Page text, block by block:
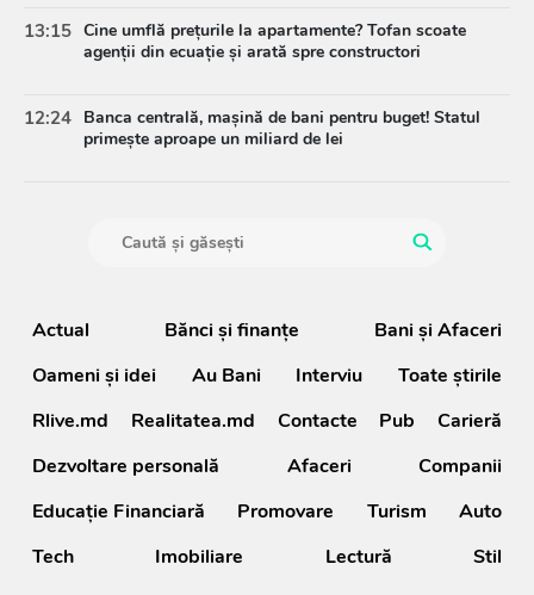
13:15 Cine umflă prețurile la apartamente? Tofan scoate
agenții din ecuație și arată spre constructori
12:24 Banca centrală, mașină de bani pentru buget! Statul
primește aproape un miliard de lei
Actual Bănci şi finanţe
Bani și Afaceri
Oameni şi idei
Au Bani Interviu
Toate știrile
Rlive.md
Realitatea.md Contacte Pub
Carieră
Dezvoltare personală
Afaceri
Companii
Educație Financiară
Promovare Turism
Auto
Tech
Imobiliare Lectură Stil